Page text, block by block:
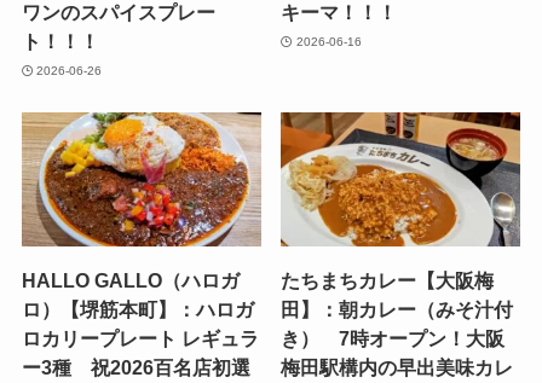
ワンのスパイスプレー
ト！！！
2026-06-26
キーマ！！！
2026-06-16
HALLO GALLO（ハロガ
ロ）【堺筋本町】：ハロガ
ロカリープレート レギュラ
ー3種 祝2026百名店初選
たちまちカレー【大阪梅
田】：朝カレー（みそ汁付
き） 7時オープン！大阪
梅田駅構内の早出美味カレ